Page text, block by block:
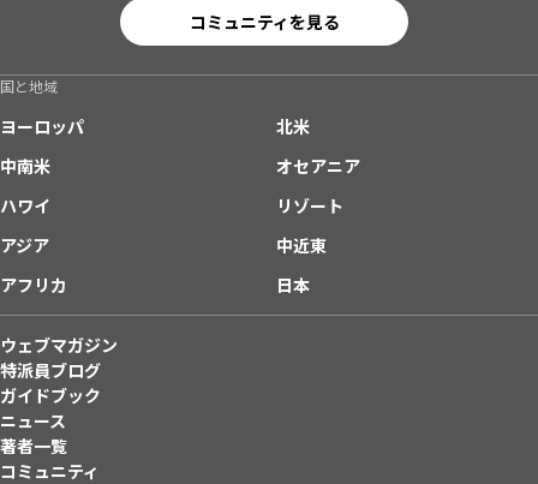
コミュニティを見る
国と地域
ヨーロッパ
北米
中南米
オセアニア
ハワイ
リゾート
アジア
中近東
アフリカ
日本
ウェブマガジン
特派員ブログ
ガイドブック
ニュース
著者一覧
コミュニティ